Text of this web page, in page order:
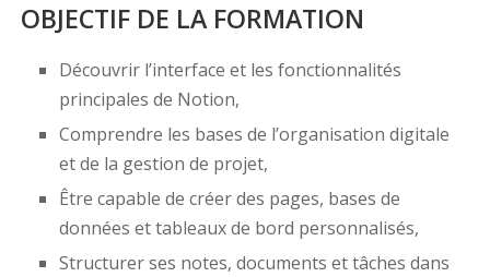
OBJECTIF DE LA FORMATION
Découvrir l’interface et les fonctionnalités
principales de Notion,
Comprendre les bases de l’organisation digitale
et de la gestion de projet,
Être capable de créer des pages, bases de
données et tableaux de bord personnalisés,
Structurer ses notes, documents et tâches dans